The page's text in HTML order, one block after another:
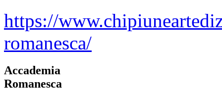
https://
romanesca/
Accademia
Romanesca